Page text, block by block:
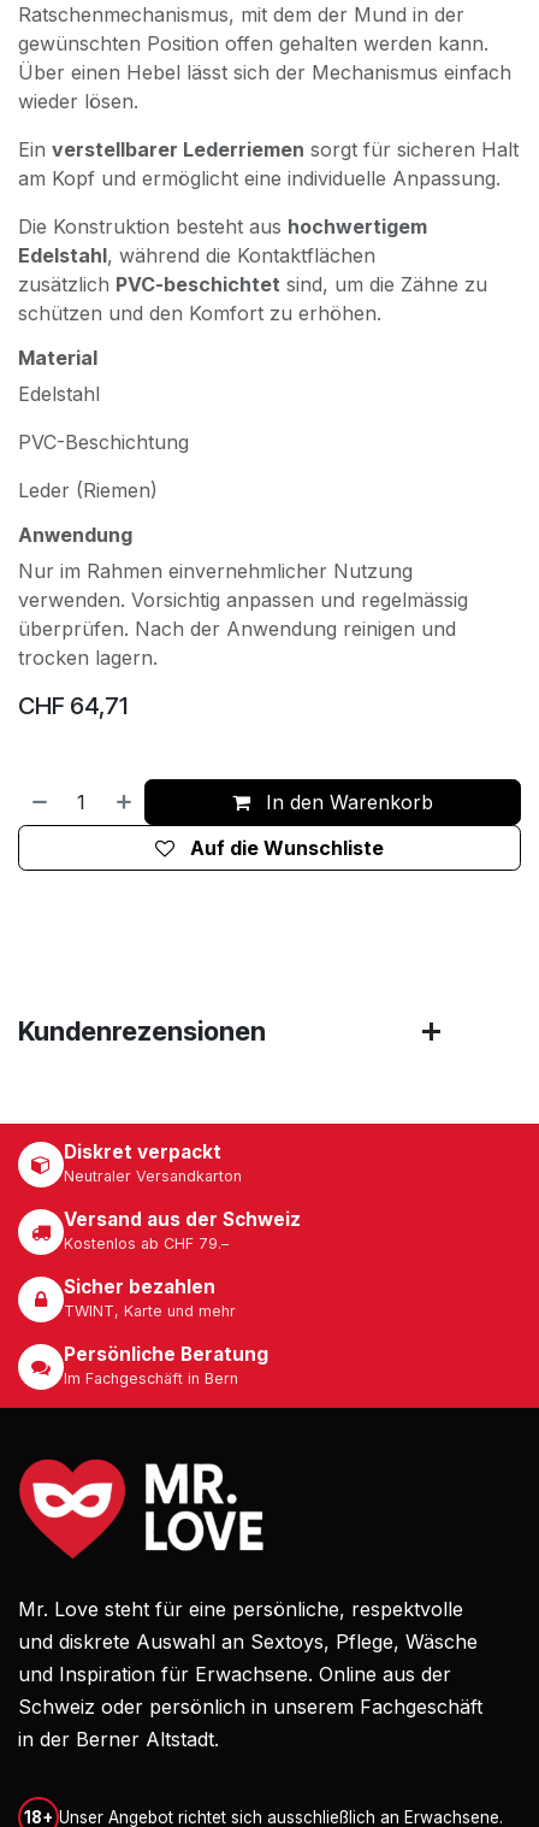
Ratschenmechanismus, mit dem der Mund in der
gewünschten Position offen gehalten werden kann.
Über einen Hebel lässt sich der Mechanismus einfach
wieder lösen.
Ein verstellbarer Lederriemen sorgt für sicheren Halt
am Kopf und ermöglicht eine individuelle Anpassung.
Die Konstruktion besteht aus hochwertigem
Edelstahl, während die Kontaktflächen
zusätzlich PVC-beschichtet sind, um die Zähne zu
schützen und den Komfort zu erhöhen.
Material
Edelstahl
PVC-Beschichtung
Leder (Riemen)
Anwendung
Nur im Rahmen einvernehmlicher Nutzung
verwenden. Vorsichtig anpassen und regelmässig
überprüfen. Nach der Anwendung reinigen und
trocken lagern.
CHF 64,71
In den Warenkorb
Auf die Wunschliste
Kundenrezensionen
Diskret verpackt
Neutraler Versandkarton
Versand aus der Schweiz
Kostenlos ab CHF 79.–
Sicher bezahlen
TWINT, Karte und mehr
Persönliche Beratung
Im Fachgeschäft in Bern
Mr. Love steht für eine persönliche, respektvolle
und diskrete Auswahl an Sextoys, Pflege, Wäsche
und Inspiration für Erwachsene. Online aus der
Schweiz oder persönlich in unserem Fachgeschäft
in der Berner Altstadt.
18+ Unser Angebot richtet sich ausschließlich an Erwachsene.